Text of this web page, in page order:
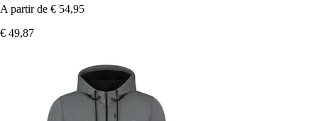
A partir de € 54,95
€ 49,87